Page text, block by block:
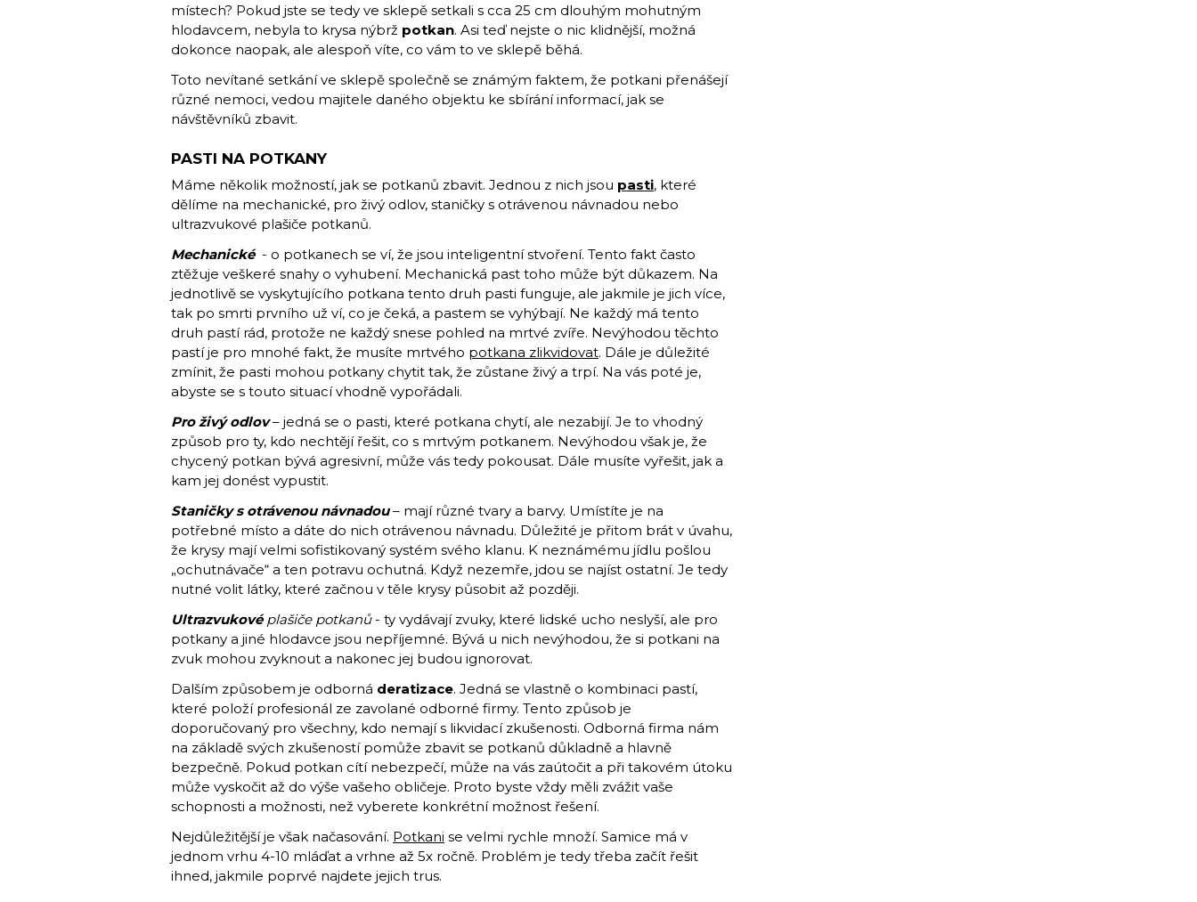
místech? Pokud jste se tedy ve sklepě setkali s cca 25 cm dlouhým mohutným
hlodavcem, nebyla to krysa nýbrž potkan. Asi teď nejste o nic klidnější, možná
dokonce naopak, ale alespoň víte, co vám to ve sklepě běhá.
Toto nevítané setkání ve sklepě společně se známým faktem, že potkani přenášejí
různé nemoci, vedou majitele daného objektu ke sbírání informací, jak se
návštěvníků zbavit.
PASTI NA POTKANY
Máme několik možností, jak se potkanů zbavit. Jednou z nich jsou pasti, které
dělíme na mechanické, pro živý odlov, staničky s otrávenou návnadou nebo
ultrazvukové plašiče potkanů.
Mechanické - o potkanech se ví, že jsou inteligentní stvoření. Tento fakt často
ztěžuje veškeré snahy o vyhubení. Mechanická past toho může být důkazem. Na
jednotlivě se vyskytujícího potkana tento druh pasti funguje, ale jakmile je jich více,
tak po smrti prvního už ví, co je čeká, a pastem se vyhýbají. Ne každý má tento
druh pastí rád, protože ne každý snese pohled na mrtvé zvíře. Nevýhodou těchto
pastí je pro mnohé fakt, že musíte mrtvého potkana zlikvidovat. Dále je důležité
zmínit, že pasti mohou potkany chytit tak, že zůstane živý a trpí. Na vás poté je,
abyste se s touto situací vhodně vypořádali.
Pro živý odlov – jedná se o pasti, které potkana chytí, ale nezabijí. Je to vhodný
způsob pro ty, kdo nechtějí řešit, co s mrtvým potkanem. Nevýhodou však je, že
chycený potkan bývá agresivní, může vás tedy pokousat. Dále musíte vyřešit, jak a
kam jej donést vypustit.
Staničky s otrávenou návnadou– mají různé tvary a barvy. Umístíte je na
potřebné místo a dáte do nich otrávenou návnadu. Důležité je přitom brát v úvahu,
že krysy mají velmi sofistikovaný systém svého klanu. K neznámému jídlu pošlou
„ochutnávače“ a ten potravu ochutná. Když nezemře, jdou se najíst ostatní. Je tedy
nutné volit látky, které začnou v těle krysy působit až později.
Ultrazvukovéplašiče potkanů - ty vydávají zvuky, které lidské ucho neslyší, ale pro
potkany a jiné hlodavce jsou nepříjemné. Bývá u nich nevýhodou, že si potkani na
zvuk mohou zvyknout a nakonec jej budou ignorovat.
Dalším způsobem je odborná deratizace. Jedná se vlastně o kombinaci pastí,
které položí profesionál ze zavolané odborné firmy. Tento způsob je
doporučovaný pro všechny, kdo nemají s likvidací zkušenosti. Odborná firma nám
na základě svých zkušeností pomůže zbavit se potkanů důkladně a hlavně
bezpečně. Pokud potkan cítí nebezpečí, může na vás zaútočit a při takovém útoku
může vyskočit až do výše vašeho obličeje. Proto byste vždy měli zvážit vaše
schopnosti a možnosti, než vyberete konkrétní možnost řešení.
Nejdůležitější je však načasování. Potkani se velmi rychle množí. Samice má v
jednom vrhu 4-10 mláďat a vrhne až 5x ročně. Problém je tedy třeba začít řešit
ihned, jakmile poprvé najdete jejich trus.